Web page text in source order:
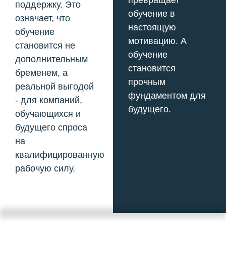
обучение в
настоящую
мотивацию. А
обучение
становится
прочным
фундаментом для
будущего.
поддержку. Это
означает, что
обучение
становится не
дополнительным
бременем, а
реальной выгодой
- для компаний,
обучающихся и
будущего спроса
на
квалифицированную
рабочую силу.